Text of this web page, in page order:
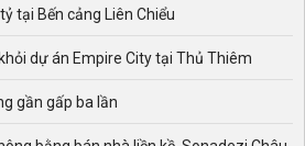
tại Bến cảng Liên Chiểu
dự án Empire City tại Thủ Thiêm
gần gấp ba lần